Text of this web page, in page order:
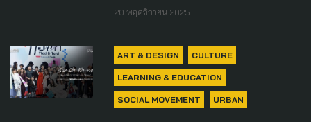
20 พฤศจิกายน 2025
ART & DESIGN CULTURE
LEARNING & EDUCATION
SOCIAL MOVEMENT URBAN